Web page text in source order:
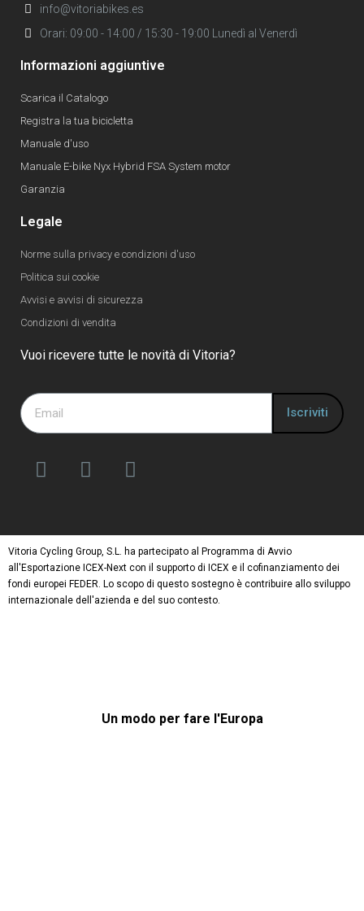
info@vitoriabikes.es
Orari: 09:00 - 14:00 / 15:30 - 19:00 Lunedì al Venerdì
Informazioni aggiuntive
Scarica il Catalogo
Registra la tua bicicletta
Manuale d'uso
Manuale E-bike Nyx Hybrid FSA System motor
Garanzia
Legale
Norme sulla privacy e condizioni d'uso
Politica sui cookie
Avvisi e avvisi di sicurezza
Condizioni di vendita
Vuoi ricevere tutte le novità di Vitoria?
Iscriviti
Vitoria Cycling Group, S.L. ha partecipato al Programma di Avvio
all'Esportazione ICEX-Next con il supporto di ICEX e il cofinanziamento dei
fondi europei FEDER. Lo scopo di questo sostegno è contribuire allo sviluppo
internazionale dell'azienda e del suo contesto.
Un modo per fare l'Europa